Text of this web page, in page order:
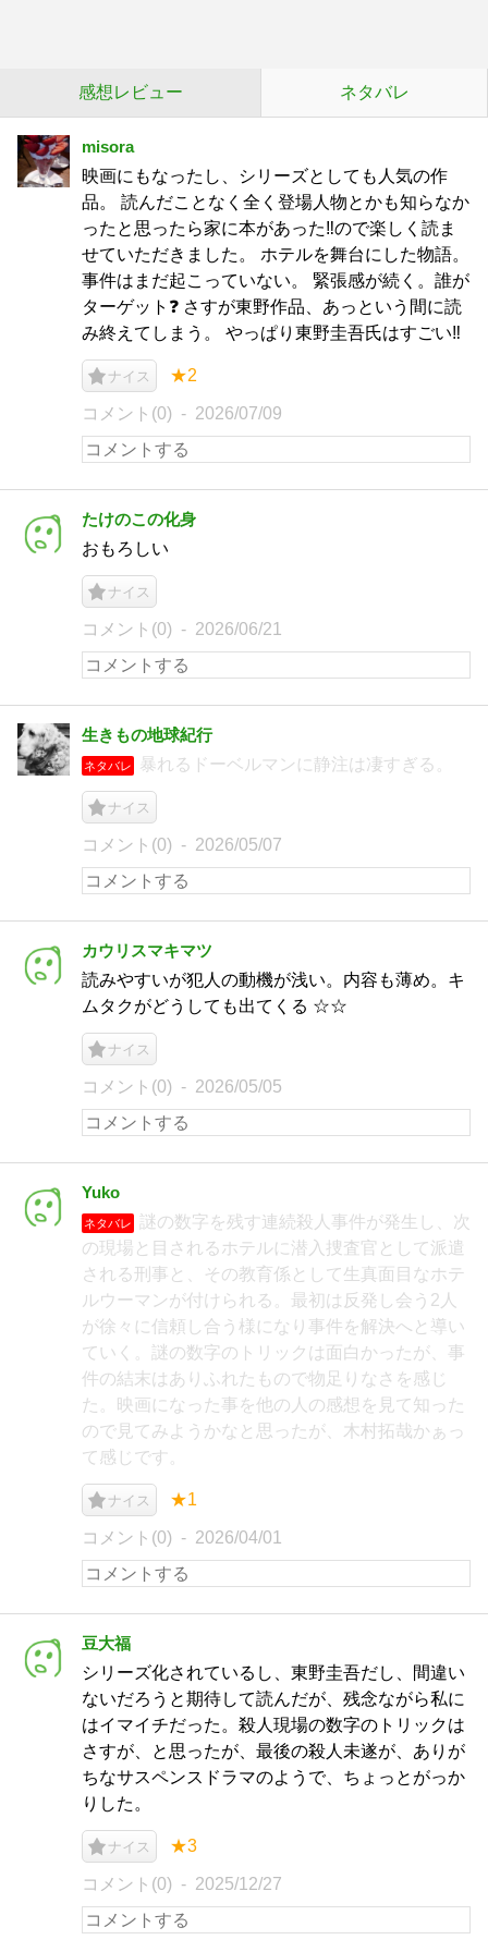
感想レビュー ネタバレ
misora
映画にもなったし、シリーズとしても人気の作
品。 読んだことなく全く登場人物とかも知らなか
ったと思ったら家に本があった‼︎ので楽しく読ま
せていただきました。 ホテルを舞台にした物語。
事件はまだ起こっていない。 緊張感が続く。誰が
ターゲット❓ さすが東野作品、あっという間に読
み終えてしまう。 やっぱり東野圭吾氏はすごい‼︎
ナイス ★2
コメント(0) 2026/07/09
たけのこの化身
おもろしい
ナイス
コメント(0) 2026/06/21
生きもの地球紀行
ネタバレ 暴れるドーベルマンに静注は凄すぎる。
ナイス
コメント(0) 2026/05/07
カウリスマキマツ
読みやすいが犯人の動機が浅い。内容も薄め。キ
ムタクがどうしても出てくる ☆☆
ナイス
コメント(0) 2026/05/05
Yuko
ネタバレ
謎の数字を残す連続殺人事件が発生し、次
の現場と目されるホテルに潜入捜査官として派遣
される刑事と、その教育係として生真面目なホテ
ルウーマンが付けられる。最初は反発し会う2人
が徐々に信頼し合う様になり事件を解決へと導い
ていく。謎の数字のトリックは面白かったが、事
件の結末はありふれたもので物足りなさを感じ
た。映画になった事を他の人の感想を見て知った
ので見てみようかなと思ったが、木村拓哉かぁっ
て感じです。
ナイス ★1
コメント(0) 2026/04/01
豆大福
シリーズ化されているし、東野圭吾だし、間違い
ないだろうと期待して読んだが、残念ながら私に
はイマイチだった。殺人現場の数字のトリックは
さすが、と思ったが、最後の殺人未遂が、ありが
ちなサスペンスドラマのようで、ちょっとがっか
りした。
ナイス ★3
コメント(0) 2025/12/27